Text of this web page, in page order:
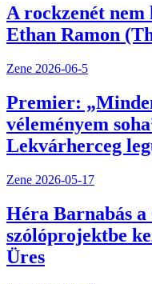
A rockzenét
Ethan Ramon
Zene 2026-06-5
Premier:
véleményem
Lekvárherceg
Zene 2026-05-17
Héra Barnabás
szólóprojektbe
Üres